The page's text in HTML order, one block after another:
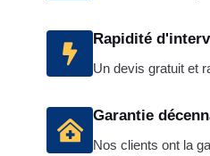
Rapidité
Un devis gratuit et
Garantie
Nos clients ont la